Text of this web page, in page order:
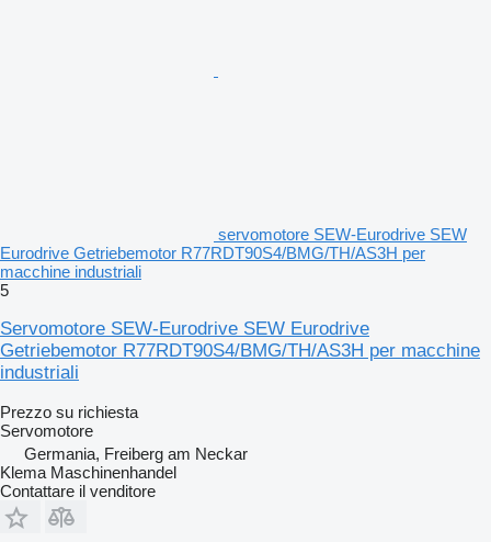
servomotore SEW-Eurodrive SEW
Eurodrive Getriebemotor R77RDT90S4/BMG/TH/AS3H per
macchine industriali
5
Servomotore SEW-Eurodrive SEW Eurodrive
Getriebemotor R77RDT90S4/BMG/TH/AS3H per macchine
industriali
Prezzo su richiesta
Servomotore
Germania, Freiberg am Neckar
Klema Maschinenhandel
Contattare il venditore